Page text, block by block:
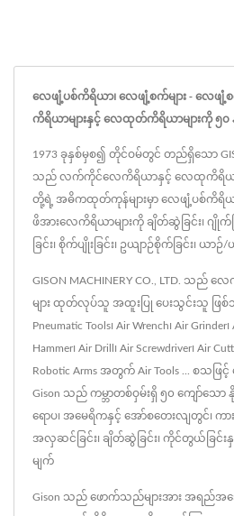
လေဖျံ့ပစ်ကိရိယာ၊ လေဖျံ့စက်များ - လေဖ
ကိရိယာများနှင့် လေထုတ်ကိရိယာများကို ၅
1973 ခုနှစ်မှစ၍ တိုင်ဝမ်တွင် တည်ရှိသော
သည် လက်ကိုင်လေကိရိယာနှင့် လေထုကိရိ
တို့ရဲ့ အဓိကထုတ်ကုန်များမှာ လေဖျံ့ပစ်ကိရိယာ
ဖိအားလေကိရိယာများကို ချိတ်ဆွဲခြင်း၊ ဂျိုက်ခ
ခြင်း၊ စိုက်ပျိုးခြင်း၊ ဥယျာဉ်စိုက်ခြင်း၊ ယာဉ်
GISON MACHINERY CO., LTD. သည်
များ ထုတ်လုပ်သူ အထူးပြု ပေးသွင်းသူ ဖြစ်သ
Pneumatic Tools၊ Air Wrench၊ Air Grinder၊
Hammer၊ Air Drill၊ Air Screwdriver၊ Air
Robotic Arms အတွက် Air Tools ... စသဖြ
Gison သည် ကမ္ဘာတစ်ဝှမ်းရှိ ၅၀ ကျော်သော
ရောပ၊ အမေရိကနှင့် အော်စတေးလျတွင်၊ ကား
အလှဆင်ခြင်း၊ ချိတ်ဆွဲခြင်း၊ ကိုင်တွယ်ခြင်
မျက်
Gison သည် ဖောက်သည်များအား အရည်အသွ